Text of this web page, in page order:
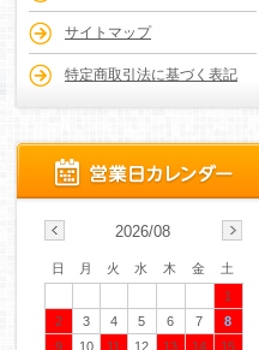
サイトマップ
特定商取引法に基づく表記
2026/08
日 月 火 水 木 金
土
1
2
3 4 5 6 7
8
9
10 11 12 13 14
15